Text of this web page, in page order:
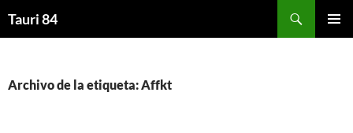
Tauri 84
Archivo de la etiqueta: Affkt